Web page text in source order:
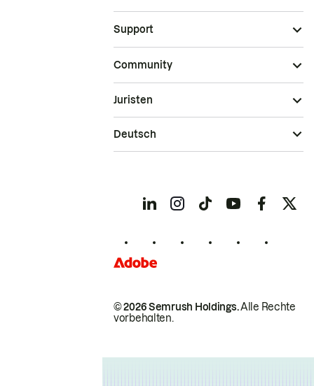
Support
Community
© 2026 Semrush Holdings.Alle Rechte
vorbehalten.
Juristen
Deutsch